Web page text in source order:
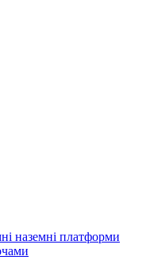
наземні платформи